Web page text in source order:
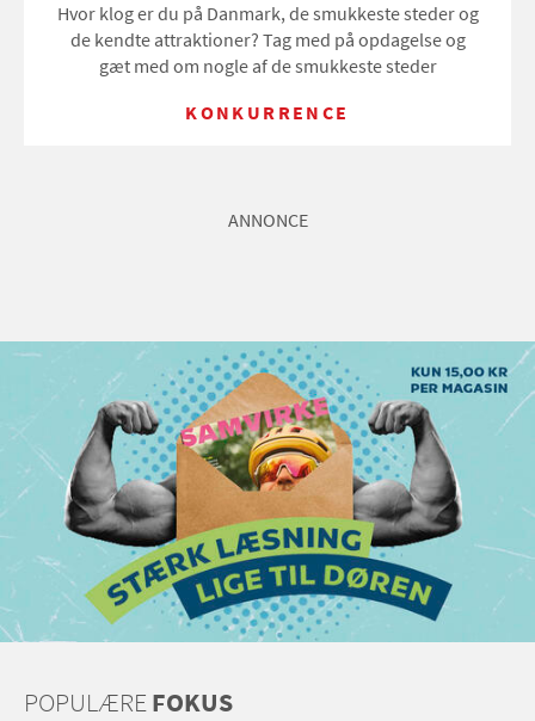
Hvor klog er du på Danmark, de smukkeste steder og
de kendte attraktioner? Tag med på opdagelse og
gæt med om nogle af de smukkeste steder
KONKURRENCE
ANNONCE
POPULÆREFOKUS